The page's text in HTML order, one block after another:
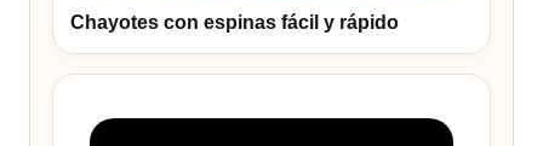
Chayotes con espinas fácil y rápido